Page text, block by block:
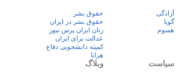
آزادگی
گویا
همبوم
حقوق بشر
حقوق بشر در ایران
زنان ايران پرس نيوز
عدالت برای ایران
کمیته دانشجویی دفاع
هرانا
سیاست وبلاگ